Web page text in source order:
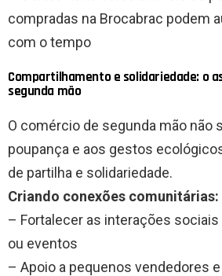
compradas na Brocabrac podem
com o tempo
Compartilhamento e solidariedade: o
segunda mão
O comércio de segunda mão não
poupança e aos gestos
de partilha e solidariedade.
Criando conexões comunitárias:
– Fortalecer as interações
ou eventos
– Apoio a pequenos vendedores